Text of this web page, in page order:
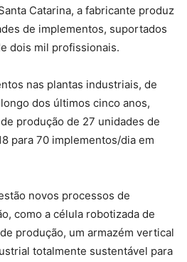
Catarina, a fabricante produz
de implementos, suportados
dois mil profissionais.
nas plantas industriais, de
dos últimos cinco anos,
produção de 27 unidades de
para 70 implementos/dia em
novos processos de
como a célula robotizada de
produção, um armazém vertical
totalmente sustentável para